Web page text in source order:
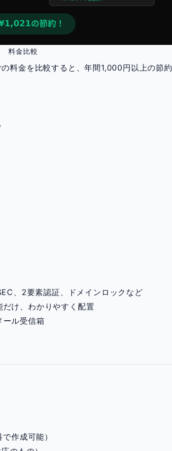
料金比較
金を比較すると、年間1,000円以上の節約
、2要素認証、ドメインロックなど
け、わかりやすく配置
ル受信箱
作成可能）